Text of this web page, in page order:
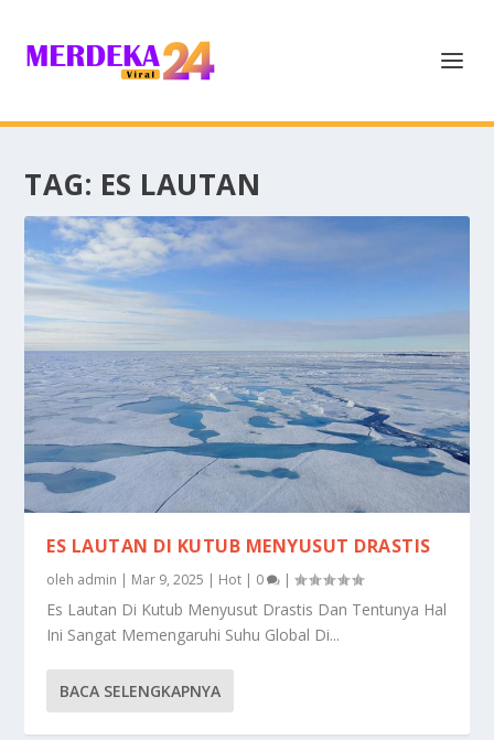
TAG: ES LAUTAN
ES LAUTAN DI KUTUB MENYUSUT DRASTIS
oleh admin | Mar 9, 2025 | Hot | 0 |
Es Lautan Di Kutub Menyusut Drastis Dan Tentunya Hal
Ini Sangat Memengaruhi Suhu Global Di...
BACA SELENGKAPNYA